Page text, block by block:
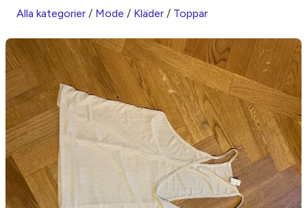
Alla kategorier / Mode / Kläder / Toppar